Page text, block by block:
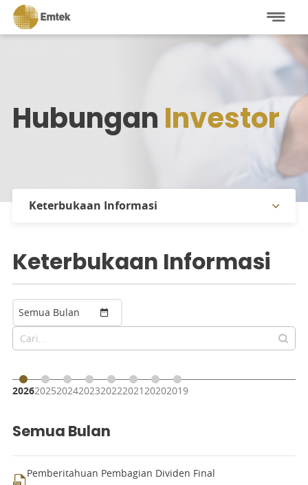
Hubungan Investor
Keterbukaan Informasi
Informasi Pemegang Saham
Dividen
Prospektus
Keterbukaan Informasi
Keterbukaan Informasi
Semua Bulan
20262025202420232022202120202019
Semua Bulan
Pemberitahuan Pembagian Dividen Final